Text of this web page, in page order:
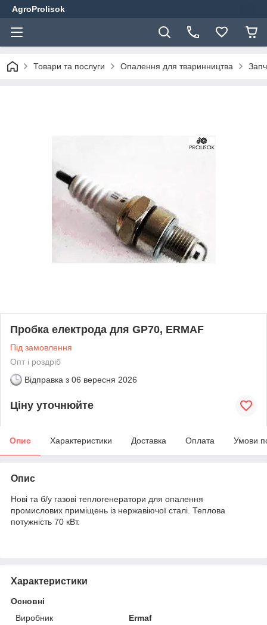
AgroProlisok
Товари та послуги Опалення для тваринництва
Пробка електрода для GP70, ERMAF
Під замовлення
Опт і роздріб
Відправка з 06 вересня 2026
Ціну уточнюйте
Опис Характеристики Доставка Оплата Умови
Опис
Нові та б/у газові теплогенератори для опалення
промислових приміщень із нержавіючої сталі. Теплова
потужність 70 кВт.
Характеристики
Основні
Виробник
Ermaf